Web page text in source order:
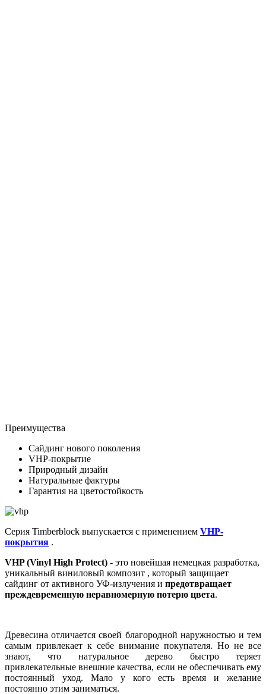
Преимущества
Сайдинг нового поколения
VHP-покрытие
Природный дизайн
Натуральные фактуры
Гарантия на цветостойкость
Серия Timberblock выпускается с применением VHP-
покрытия .
VHP (Vinyl High Protect) - это новейшая немецкая разработка,
уникальный виниловый композит , который защищает
сайдинг от активного УФ-излучения и предотвращает
преждевременную неравномерную потерю цвета.
Древесина отличается своей благородной наружностью и тем
самым привлекает к себе внимание покупателя. Но не все
знают, что натуральное дерево быстро теряет
привлекательные внешние качества, если не обеспечивать ему
постоянный уход. Мало у кого есть время и желание
постоянно этим заниматься.